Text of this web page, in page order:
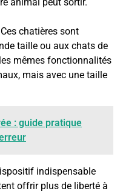
animal peut sortir.
chatières sont
taille ou aux chats de
mêmes fonctionnalités
mais avec une taille
: guide pratique
indispensable
offrir plus de liberté à